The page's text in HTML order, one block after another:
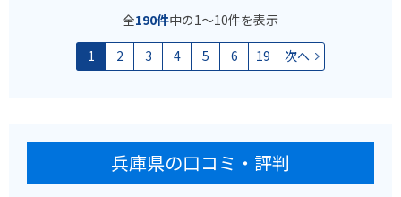
全190件中の1〜10件を表示
1
2 3 4 5 6 19 次へ
兵庫県の口コミ・評判